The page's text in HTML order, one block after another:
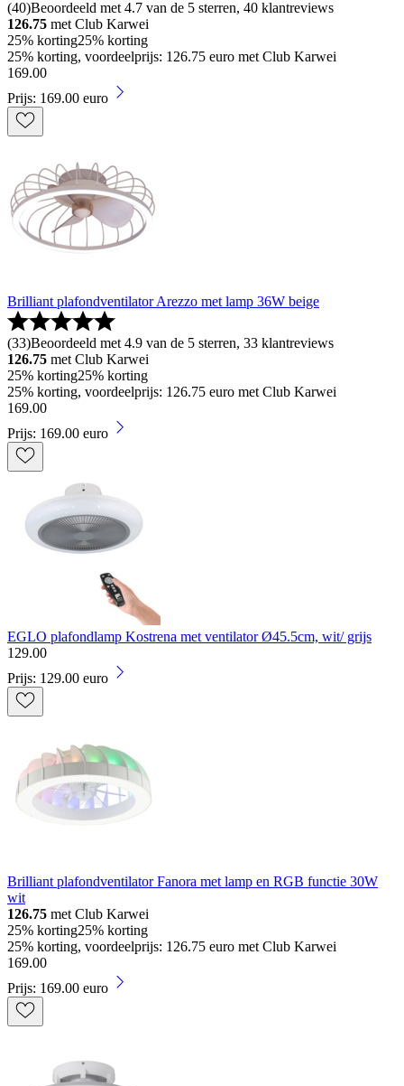
(40)Beoordeeld met 4.7 van de 5 sterren, 40 klantreviews
126.75 met Club Karwei
25% korting25% korting
25% korting, voordeelprijs: 126.75 euro met Club Karwei
169.00
Prijs: 169.00 euro
Brilliant plafondventilator Arezzo met lamp 36W beige
(33)Beoordeeld met 4.9 van de 5 sterren, 33 klantreviews
126.75 met Club Karwei
25% korting25% korting
25% korting, voordeelprijs: 126.75 euro met Club Karwei
169.00
Prijs: 169.00 euro
EGLO plafondlamp Kostrena met ventilator Ø45.5cm, wit/ grijs
129.00
Prijs: 129.00 euro
Brilliant plafondventilator Fanora met lamp en RGB functie 30W
wit
126.75 met Club Karwei
25% korting25% korting
25% korting, voordeelprijs: 126.75 euro met Club Karwei
169.00
Prijs: 169.00 euro